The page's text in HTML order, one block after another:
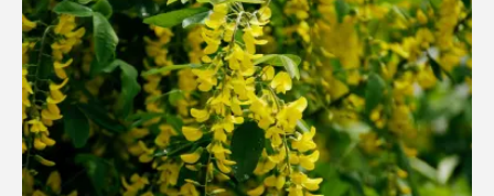
Tot je dienst
Onderneming